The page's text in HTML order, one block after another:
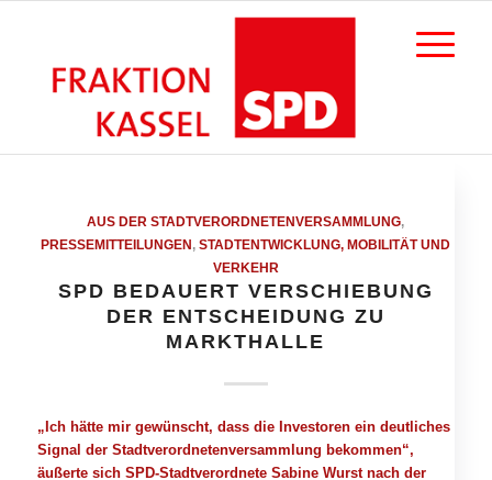
AUS DER STADTVERORDNETENVERSAMMLUNG,
PRESSEMITTEILUNGEN,STADTENTWICKLUNG, MOBILITÄT UND
VERKEHR
SPD BEDAUERT VERSCHIEBUNG
DER ENTSCHEIDUNG ZU
MARKTHALLE
„Ich hätte mir gewünscht, dass die Investoren ein deutliches
Signal der Stadtverordnetenversammlung bekommen“,
äußerte sich SPD-Stadtverordnete Sabine Wurst nach der